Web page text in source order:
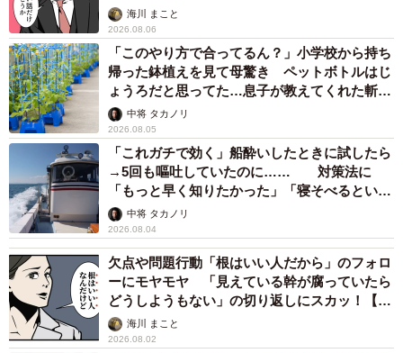
海川 まこと
2026.08.06
「このやり方で合ってるん？」小学校から持ち
帰った鉢植えを見て母驚き ペットボトルはじ
ょうろだと思ってた…息子が教えてくれた斬新
な水やりとは
中将 タカノリ
2026.08.05
「これガチで効く」船酔いしたときに試したら
→5回も嘔吐していたのに…… 対策法に
「もっと早く知りたかった」「寝そべるといい
らしい」
中将 タカノリ
2026.08.04
欠点や問題行動「根はいい人だから」のフォロ
ーにモヤモヤ 「見えている幹が腐っていたら
どうしようもない」の切り返しにスカッ！【漫
画】海川 まこと
2026.08.02